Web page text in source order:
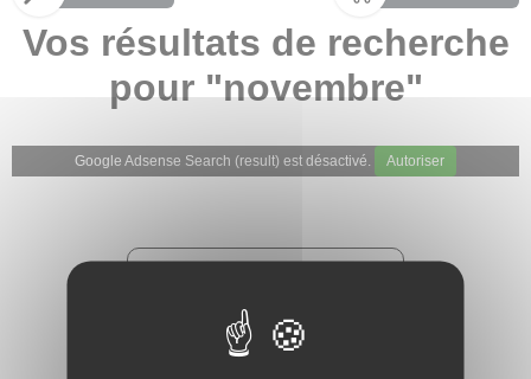
Vos résultats de recherche
pour "novembre"
Google Adsense Search (result) est désactivé. Autoriser
★★★★★
Etsy : 900 ventes, 294 avis